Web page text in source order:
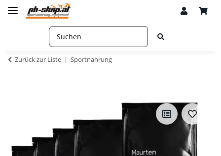
Zurück zur Liste Sportnahrung